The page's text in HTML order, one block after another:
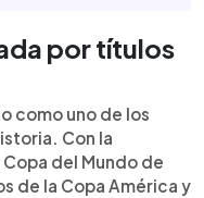
por títulos
como uno de los
Con la
del Mundo de
de la Copa América y